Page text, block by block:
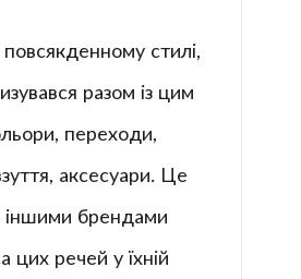
стилі,
разом із цим
переходи,
аксесуари. Це
іншими брендами
цих речей у їхній